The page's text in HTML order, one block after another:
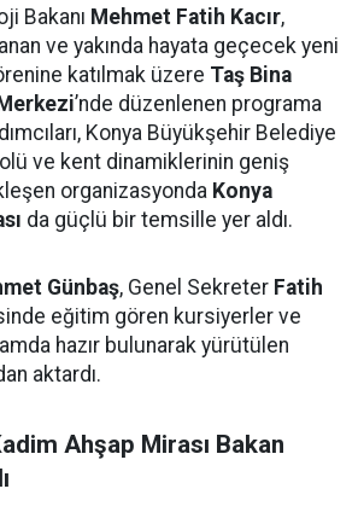
Bakanı Mehmet Fatih Kacır,
ve yakında hayata geçecek yeni
katılmak üzere Taş Bina
’nde düzenlenen programa
Konya Büyükşehir Belediye
ve kent dinamiklerinin geniş
organizasyonda Konya
da güçlü bir temsille yer aldı.
Günbaş, Genel Sekreter Fatih
eğitim gören kursiyerler ve
hazır bulunarak yürütülen
aktardı.
Ahşap Mirası Bakan